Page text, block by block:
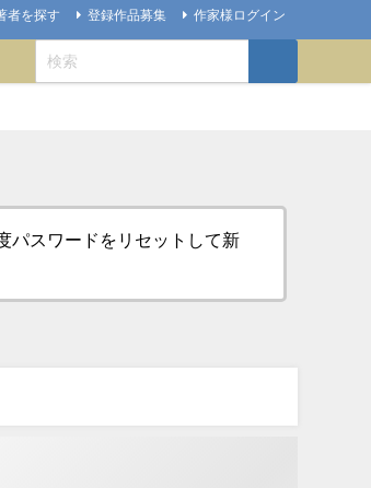
者を探す 登録作品募集 作家様ログイン
パスワードをリセットして新